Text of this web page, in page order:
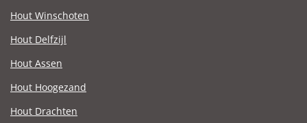
Hout Winschoten
Hout Delfzijl
Hout Assen
Hout Hoogezand
Hout Drachten